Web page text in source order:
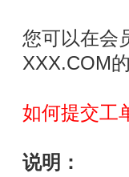
您可以在会
XXX.COM
如何提交工
说明：